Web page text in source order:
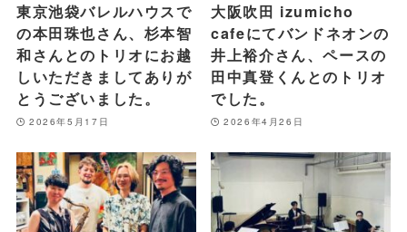
東京池袋バレルハウスで
の本田珠也さん、杉本智
和さんとのトリオにお越
しいただきましてありが
とうございました。
2026年5月17日
大阪吹田 izumicho
cafeにてバンドネオンの
井上裕介さん、ペースの
田中真登くんとのトリオ
でした。
2026年4月26日